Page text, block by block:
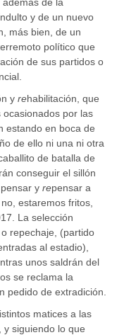
y de un nuevo
más bien, de un
político que
de sus partidos o
yrehabilitación, que
por las
estando en boca de
de ello ni una ni otra
de batalla de
conseguir el sillón
pensar yrepensar a
estaremos fritos,
La selección
repechaje, (partido
al estadio),
unos saldrán del
se reclama la
pedido de extradición.
matices a las
y siguiendo lo que